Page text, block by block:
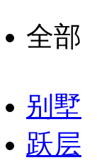
全部
别墅
跃层